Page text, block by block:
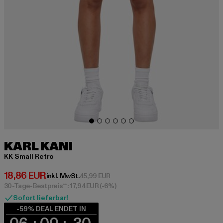
KARL KANI
KK Small Retro
18,86 EUR
Derzeitiger Preis: 18,86 EUR
inkl. MwSt.45,99 EURAktionspreis: 45,99 EUR
30-Tage-Bestpreis**: 17,94 EUR(-6%)
Sofort lieferbar!
-59% DEAL ENDET IN